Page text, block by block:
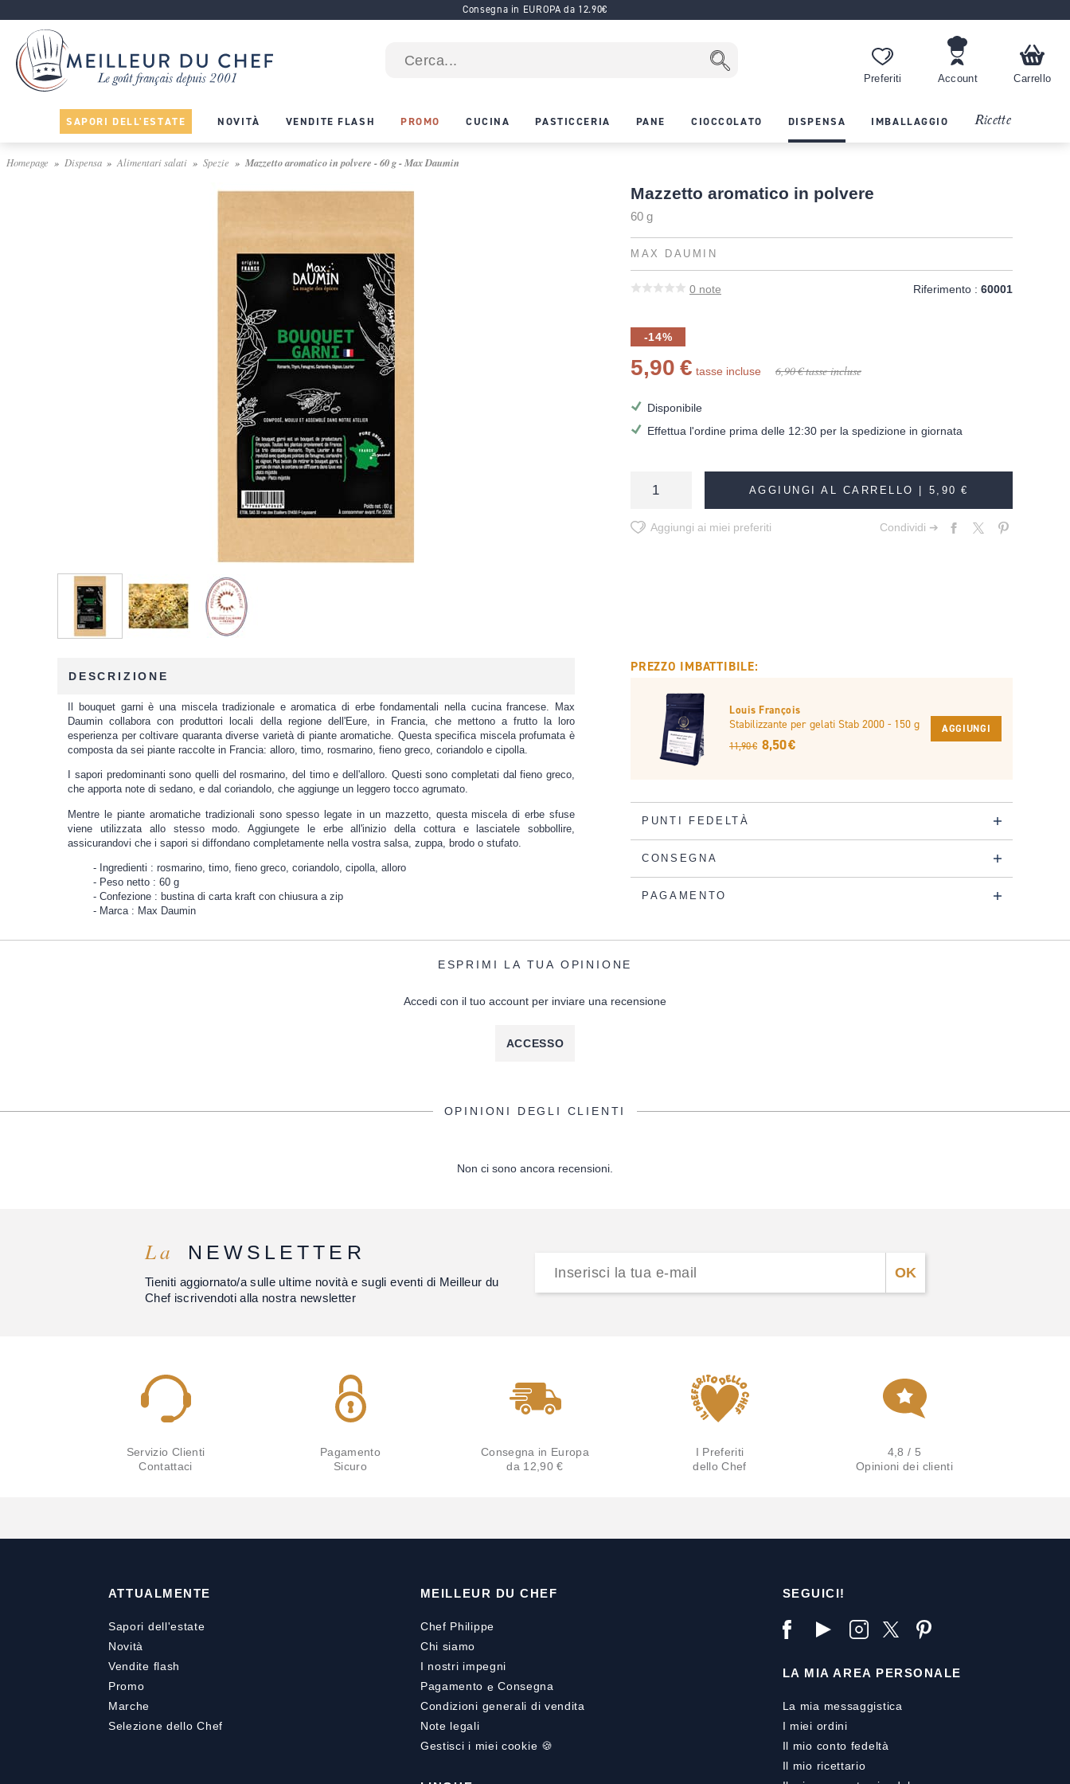
Consegna in EUROPA da 12.90€
Preferiti Account Carrello
SAPORI DELL'ESTATE NOVITÀ VENDITE FLASH PROMO CUCINA PASTICCERIA PANE CIOCCOLATO DISPENSA IMBALLAGGIO Ricette
Homepage Dispensa Alimentari salati Spezie Mazzetto aromatico in polvere - 60 g - Max Daumin
Mazzetto aromatico in polvere
60 g
MAX DAUMIN
0 note Riferimento : 60001
-14%
5,90 € tasse incluse 6,90 €tasse incluse
Disponibile
Effettua l'ordine prima delle 12:30 per la spedizione in giornata
AGGIUNGI AL CARRELLO | 5,90 €
Aggiungi ai miei preferiti Condividi ➔
DESCRIZIONE
Il bouquet garni è una miscela tradizionale e aromatica di erbe fondamentali nella cucina francese. Max
Daumin collabora con produttori locali della regione dell'Eure, in Francia, che mettono a frutto la loro
esperienza per coltivare quaranta diverse varietà di piante aromatiche. Questa specifica miscela profumata è
composta da sei piante raccolte in Francia: alloro, timo, rosmarino, fieno greco, coriandolo e cipolla.
I sapori predominanti sono quelli del rosmarino, del timo e dell'alloro. Questi sono completati dal fieno greco,
che apporta note di sedano, e dal coriandolo, che aggiunge un leggero tocco agrumato.
Mentre le piante aromatiche tradizionali sono spesso legate in un mazzetto, questa miscela di erbe sfuse
viene utilizzata allo stesso modo. Aggiungete le erbe all'inizio della cottura e lasciatele sobbollire,
assicurandovi che i sapori si diffondano completamente nella vostra salsa, zuppa, brodo o stufato.
Ingredienti : rosmarino, timo, fieno greco, coriandolo, cipolla, alloro
Peso netto : 60 g
Confezione : bustina di carta kraft con chiusura a zip
Marca : Max Daumin
PREZZO IMBATTIBILE:
Louis François
Stabilizzante per gelati Stab 2000 - 150 g
11,90 € 8,50 €
AGGIUNGI
PUNTI FEDELTÀ
CONSEGNA
PAGAMENTO
ESPRIMI LA TUA OPINIONE
Accedi con il tuo account per inviare una recensione
ACCESSO
OPINIONI DEGLI CLIENTI
Non ci sono ancora recensioni.
La NEWSLETTER
Tieniti aggiornato/a sulle ultime novità e sugli eventi di Meilleur du
Chef iscrivendoti alla nostra newsletter
Servizio Clienti
Contattaci
Pagamento
Sicuro
Consegna in Europa
da 12,90 €
I Preferiti
dello Chef
4,8 / 5
Opinioni dei clienti
ATTUALMENTE
Sapori dell'estate
Novità
Vendite flash
Promo
Marche
Selezione dello Chef
MEILLEUR DU CHEF
Chef Philippe
Chi siamo
I nostri impegni
Pagamento eConsegna
Condizioni generali di vendita
Note legali
Gestisci i miei cookie 🍪
SEGUICI!
LA MIA AREA PERSONALE
La mia messaggistica
I miei ordini
Il mio conto fedeltà
Il mio ricettario